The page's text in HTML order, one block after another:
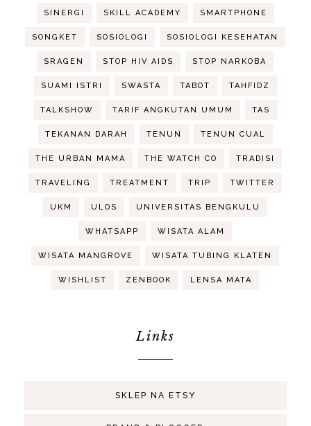
SINERGI SKILL ACADEMY SMARTPHONE
SONGKET SOSIOLOGI SOSIOLOGI KESEHATAN
SRAGEN STOP HIV AIDS STOP NARKOBA
SUAMI ISTRI SWASTA TABOT TAHFIDZ
TALKSHOW TARIF ANGKUTAN UMUM TAS
TEKANAN DARAH TENUN TENUN CUAL
THE URBAN MAMA THE WATCH CO TRADISI
TRAVELING TREATMENT TRIP TWITTER
UKM ULOS UNIVERSITAS BENGKULU
WHATSAPP WISATA ALAM
WISATA MANGROVE WISATA TUBING KLATEN
WISHLIST ZENBOOK LENSA MATA
Links
SKLEP NA ETSY